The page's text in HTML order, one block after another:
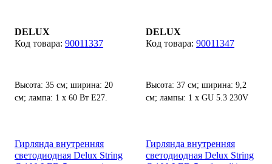
DELUX
90011337
Высота: 35 см; ширина: 20
см; лампа: 1 х 60 Вт Е27.
DELUX
90011347
Высота: 37 см; ширина: 9,2
см; лампы: 1 х GU 5.3 230V
Гирлянда внутренняя
светодиодная Delux String
Гирлянда внутренняя
светодиодная Delux String